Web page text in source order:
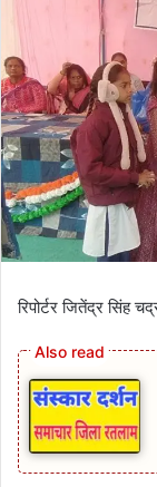
रिपोर्टर जितेंद्र सिंह